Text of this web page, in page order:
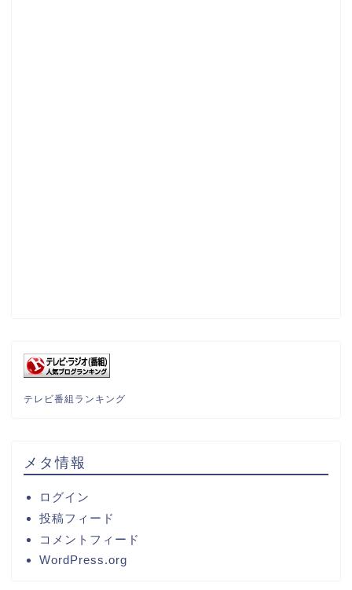
テレビ番組ランキング
メタ情報
ログイン
投稿フィード
コメントフィード
WordPress.org